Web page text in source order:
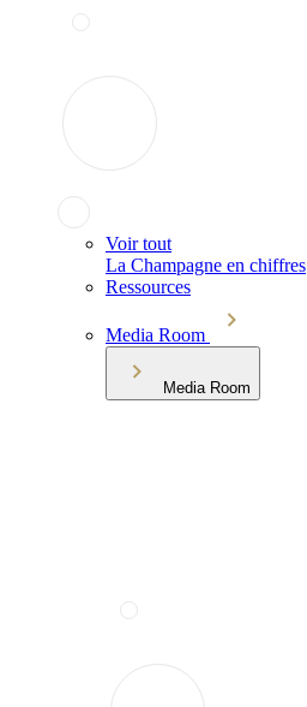
Voir tout
La Champagne en chiffres
Ressources
Media Room
Media Room